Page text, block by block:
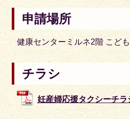
申請場所
健康センターミルネ2階 こど
チラシ
妊産婦応援タクシーチ